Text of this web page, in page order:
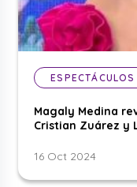
ESPECTÁCULOS
Magaly Medina
Cristian Zuárez y
16 Oct 2024